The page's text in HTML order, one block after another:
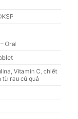
Oral
Vitamin C, chiết
từ rau củ quả